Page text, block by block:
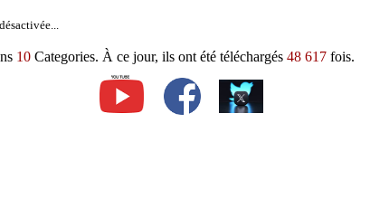
10 Categories. À ce jour, ils ont été téléchargés 48 617 fois.